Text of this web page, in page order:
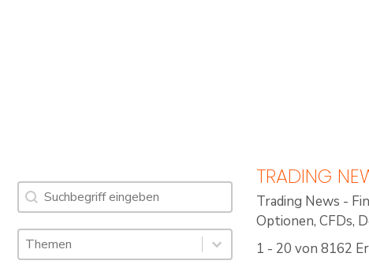
Suche
Search content
Schlagworte: Trading News & Webinare
Select content
Select content
TRADING
Trading News -
Optionen, CFDs,
1 - 20 von 8162